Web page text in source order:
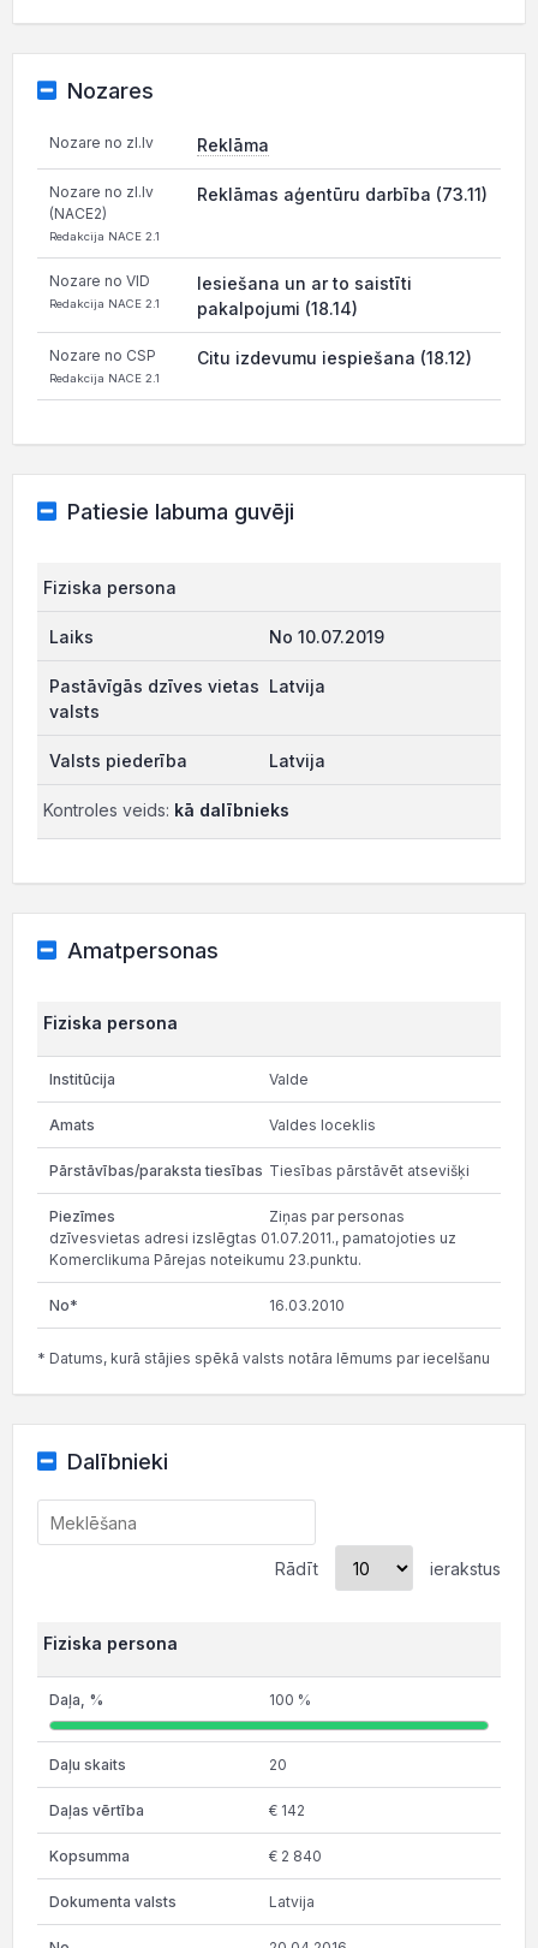
Nozares
Nozare no zl.lv Reklāma
Nozare no zl.lv
(NACE2)
Redakcija NACE 2.1
Reklāmas aģentūru darbība (73.11)
Nozare no VID
Redakcija NACE 2.1
Iesiešana un ar to saistīti
pakalpojumi (18.14)
Nozare no CSP
Redakcija NACE 2.1
Citu izdevumu iespiešana (18.12)
Patiesie labuma guvēji
Fiziska persona
No 10.07.2019
Latvija
Latvija
Kontroles veids: kā dalībnieks
Amatpersonas
Fiziska persona
Valde
Valdes loceklis
Tiesības pārstāvēt atsevišķi
Ziņas par personas
dzīvesvietas adresi izslēgtas 01.07.2011., pamatojoties uz
Komerclikuma Pārejas noteikumu 23.punktu.
16.03.2010
* Datums, kurā stājies spēkā valsts notāra lēmums par iecelšanu
Dalībnieki
Rādīt ierakstus
Fiziska persona
100 %
20
€ 142
€ 2 840
Latvija